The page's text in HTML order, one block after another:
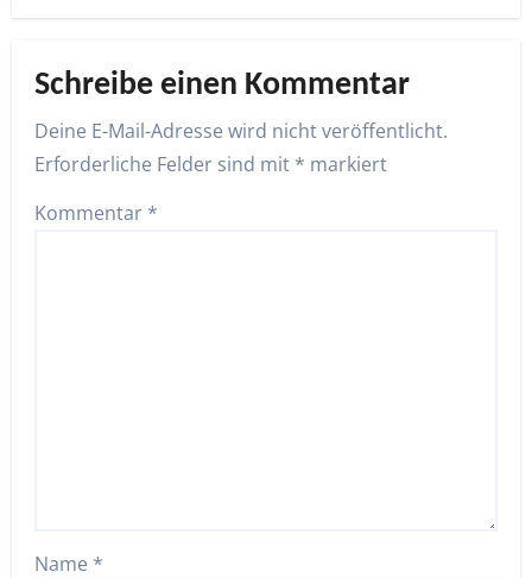
Schreibe einen Kommentar
Deine E-Mail-Adresse wird nicht veröffentlicht.
Erforderliche Felder sind mit * markiert
Kommentar *
Name *